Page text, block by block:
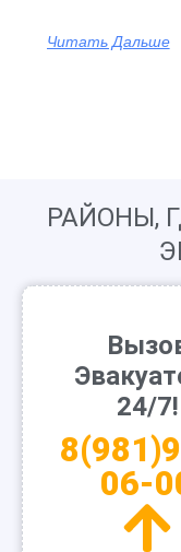
Читать Дальше
РАЙОНЫ,
24/7!
06-